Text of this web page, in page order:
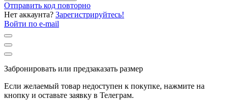
Отправить код повторно
Нет аккаунта? Зарегистрируйтесь!
Войти по e-mail
Забронировать или предзаказать размер
Если желаемый товар недоступен к покупке, нажмите на
кнопку и оставьте заявку в Телеграм.